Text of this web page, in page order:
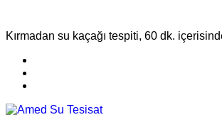
Kırmadan su kaçağı tespiti, 60 dk.